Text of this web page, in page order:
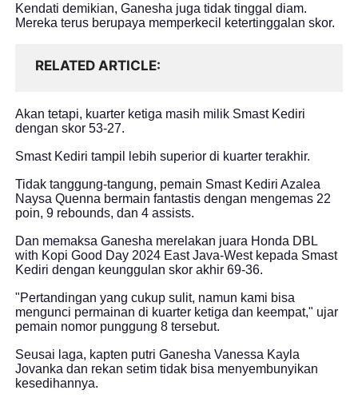
Kendati demikian, Ganesha juga tidak tinggal diam.
Mereka terus berupaya memperkecil ketertinggalan skor.
RELATED ARTICLE
Akan tetapi, kuarter ketiga masih milik Smast Kediri
dengan skor 53-27.
Smast Kediri tampil lebih superior di kuarter terakhir.
Tidak tanggung-tangung, pemain Smast Kediri Azalea
Naysa Quenna bermain fantastis dengan mengemas 22
poin, 9 rebounds, dan 4 assists.
Dan memaksa Ganesha merelakan juara Honda DBL
with Kopi Good Day 2024 East Java-West kepada Smast
Kediri dengan keunggulan skor akhir 69-36.
"Pertandingan yang cukup sulit, namun kami bisa
mengunci permainan di kuarter ketiga dan keempat," ujar
pemain nomor punggung 8 tersebut.
Seusai laga, kapten putri Ganesha Vanessa Kayla
Jovanka dan rekan setim tidak bisa menyembunyikan
kesedihannya.